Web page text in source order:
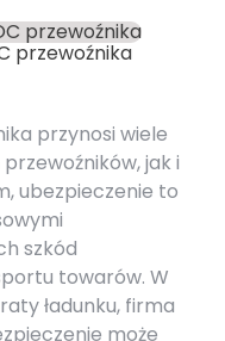
przewoźnika
przynosi wiele
jak i
ubezpieczenie to
szkód
towarów. W
ładunku, firma
może